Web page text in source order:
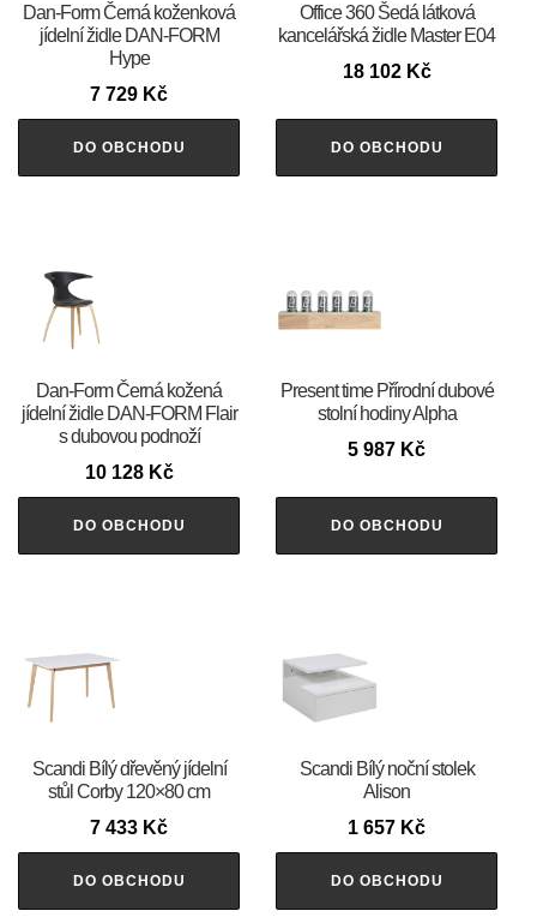
​​​​​Dan-Form Černá koženková
jídelní židle DAN-FORM
Hype
7 729 Kč
DO OBCHODU
Office 360 Šedá látková
kancelářská židle Master E04
18 102 Kč
DO OBCHODU
​​​​​Dan-Form Černá kožená
jídelní židle DAN-FORM Flair
s dubovou podnoží
10 128 Kč
DO OBCHODU
Present time Přírodní dubové
stolní hodiny Alpha
5 987 Kč
DO OBCHODU
Scandi Bílý dřevěný jídelní
stůl Corby 120×80 cm
7 433 Kč
DO OBCHODU
Scandi Bílý noční stolek
Alison
1 657 Kč
DO OBCHODU